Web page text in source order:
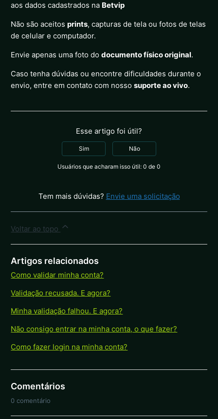
aos dados cadastrados na Betvip
Não são aceitosprints, capturas de tela ou fotos de telas
de celular e computador.
Envie apenas uma foto dodocumento físico original.
Caso tenha dúvidas ou encontre dificuldades durante o
envio, entre em contato com nossosuporte ao vivo.
Esse artigo foi útil?
Sim Não
Usuários que acharam isso útil: 0 de 0
Tem mais dúvidas? Envie uma solicitação
Voltar ao topo
Artigos relacionados
Como validar minha conta?
Validação recusada. E agora?
Minha validação falhou. E agora?
Não consigo entrar na minha conta, o que fazer?
Como fazer login na minha conta?
Comentários
0 comentário